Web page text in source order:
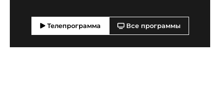
Телепрограмма Все программы